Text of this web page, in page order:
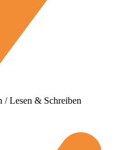
/ Lesen & Schreiben